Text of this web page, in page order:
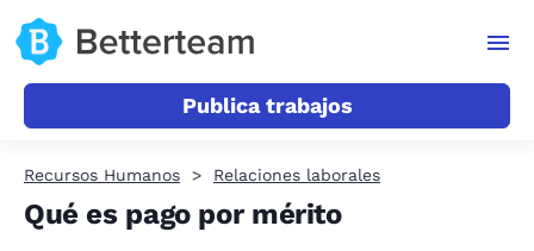
Publica trabajos
Recursos Humanos Relaciones laborales
Qué es pago por mérito